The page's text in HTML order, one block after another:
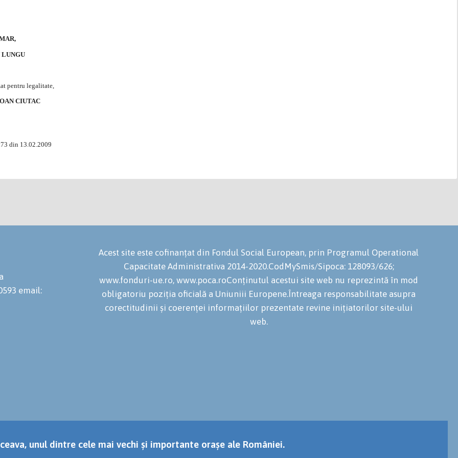
LUNGU
pentru legalitate,
CIUTAC
din 13.02.2009
email:
Acest site este cofinanțat din Fondul Social European, prin Programul Operational
Capacitate Administrativa 2014-2020.CodMySmis/Sipoca: 128093/626;
www.fonduri-ue.ro, www.poca.roConținutul acestui site web nu reprezintă în mod
obligatoriu poziția oficială a Uniuniii Europene.Întreaga responsabilitate asupra
corectitudinii și coerenței informațiilor prezentate revine inițiatorilor site-ului
web.
unul dintre cele mai vechi și importante orașe ale României.